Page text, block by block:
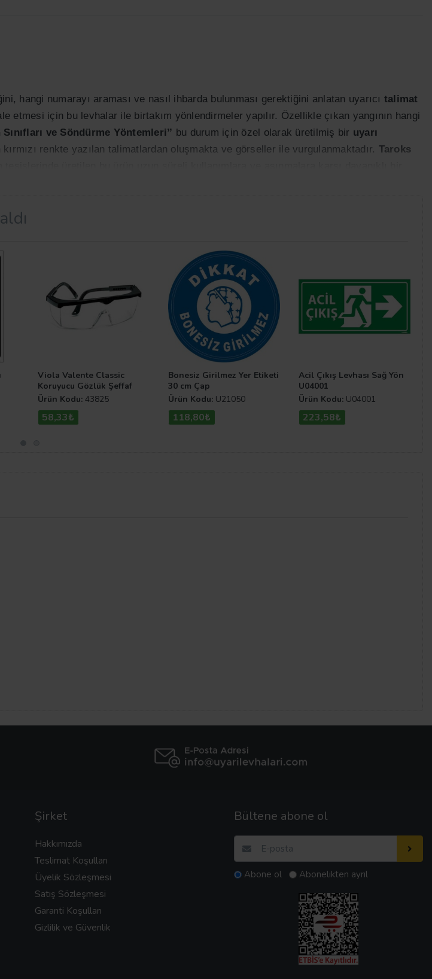
hangi numarayı araması ve nasıl ihbarda bulunması gerektiğini anlatan uyarıcı talimat
etmesi için bu levhalar ile birtakım yönlendirmeler yapılır. Özellikle çıkan yangının hangi
Sınıfları ve Söndürme Yöntemleri’’ bu durum için özel olarak üretilmiş bir uyarı
renkte yazılan talimatlardan oluşmakta ve görseller ile vurgulanmaktadır. Taroks
üretilen bu ürün uzun süreli kullanımlara ve aşınmalara karşı dayanıklı bir
önemlidir. Bunlar talimatlarda açıkça belirtilmelidir ki, hiçbir tehlikeye imkân verilmeden
görünen yerlere asılmalıdır ve bu kurallara uyulması zorunlu tutulmalıdır. Tüm
uyarı
kategorilerimize de göz atabilirsiniz.
Viola Valente Classic
Koruyucu Gözlük Şeffaf
Ürün Kodu: 43825
58,33₺
Bonesiz Girilmez Yer Etiketi
30 cm Çap
Ürün Kodu: U21050
118,80₺
Acil Çıkış Levhası Sağ Yön
U04001
Ürün Kodu: U04001
223,58₺
Şirket
Hakkımızda
Teslimat Koşulları
Üyelik Sözleşmesi
Satış Sözleşmesi
Garanti Koşulları
Gizlilik ve Güvenlik
Bültene abone ol
Abone ol Abonelikten ayrıl